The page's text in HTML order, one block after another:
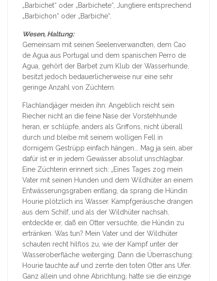
„Barbichet“ oder „Barbichete“, Jungtiere entsprechend
„Barbichon“ oder „Barbiche“.
Wesen, Haltung:
Gemeinsam mit seinen Seelenverwandten, dem Cao
de Agua aus Portugal und dem spanischen Perro de
Agua, gehört der Barbet zum Klub der Wasserhunde,
besitzt jedoch bedauerlicherweise nur eine sehr
geringe Anzahl von Züchtern.
Flachlandjäger meiden ihn: Angeblich reicht sein
Riecher nicht an die feine Nase der Vorstehhunde
heran, er schlüpfe, anders als Griffons, nicht überall
durch und bleibe mit seinem wolligen Fell in
dornigem Gestrüpp einfach hängen... Mag ja sein, aber
dafür ist er in jedem Gewässer absolut unschlagbar.
Eine Züchterin erinnert sich: „Eines Tages zog mein
Vater mit seinen Hunden und dem Wildhüter an einem
Entwässerungsgraben entlang, da sprang die Hündin
Hourie plötzlich ins Wasser. Kampfgeräusche drangen
aus dem Schilf, und als der Wildhüter nachsah,
entdeckte er, daß ein Otter versuchte, die Hündin zu
ertränken. Was tun? Mein Vater und der Wildhüter
schauten recht hilflos zu, wie der Kampf unter der
Wasseroberfläche weiterging. Dann die Überraschung:
Hourie tauchte auf und zerrte den toten Otter ans Ufer.
Ganz allein und ohne Abrichtung, hatte sie die einzige